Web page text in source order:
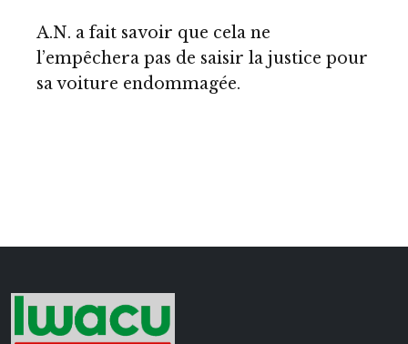
A.N. a fait savoir que cela ne
l’empêchera pas de saisir la justice pour
sa voiture endommagée.